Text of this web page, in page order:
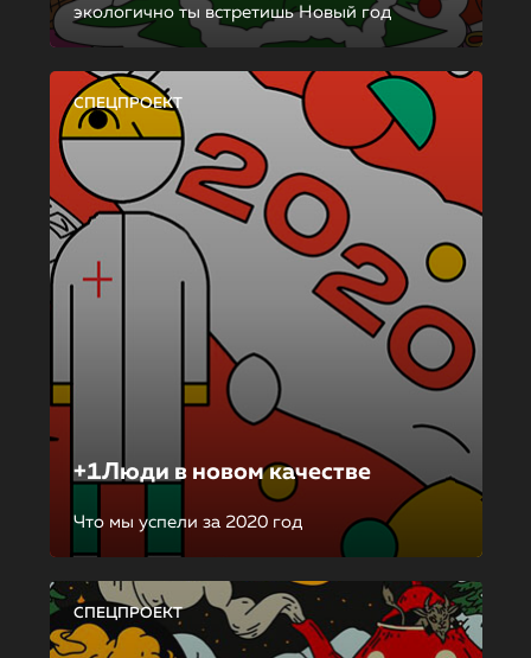
экологично ты встретишь Новый год
СПЕЦПРОЕКТ
+1Люди в новом качестве
Что мы успели за 2020 год
СПЕЦПРОЕКТ